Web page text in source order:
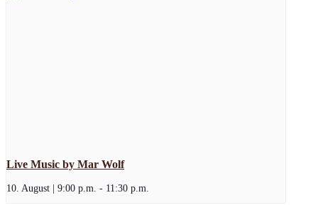
Live Music by Mar Wolf
10. August | 9:00 p.m. - 11:30 p.m.